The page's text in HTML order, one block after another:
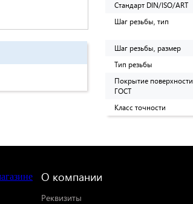
Стандарт DIN/ISO/ART
Шаг резьбы, тип
Шаг резьбы, размер
Тип резьбы
Покрытие поверхности
ГОСТ
Класс точности
О компании
Реквизиты